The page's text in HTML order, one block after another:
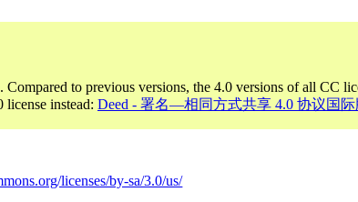
to previous versions, the 4.0 versions of all CC
license instead: Deed - 署名—相同方式共享 4.0 协议国际
licenses/by-sa/3.0/us/